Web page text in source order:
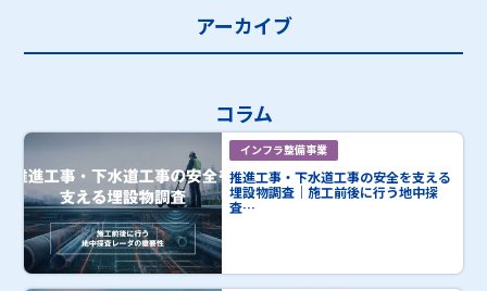
アーカイブ
コラム
インフラ整備事業
推進工事・下水道工事の安全を支える
埋設物調査｜施工前後に行う地中探
査…